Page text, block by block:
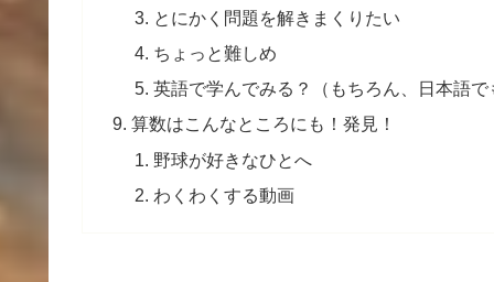
とにかく問題を解きまくりたい
ちょっと難しめ
英語で学んでみる？（もちろん、日本語で
算数はこんなところにも！発見！
野球が好きなひとへ
わくわくする動画